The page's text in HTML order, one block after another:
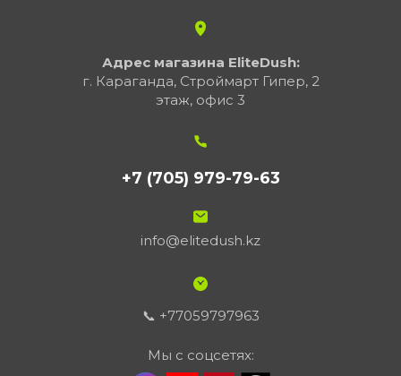
Адрес магазина EliteDush:
г. Караганда, Строймарт Гипер, 2
этаж, офис 3
+7 (705) 979-79-63
info@elitedush.kz
📞 +77059797963
Мы с соцсетях: